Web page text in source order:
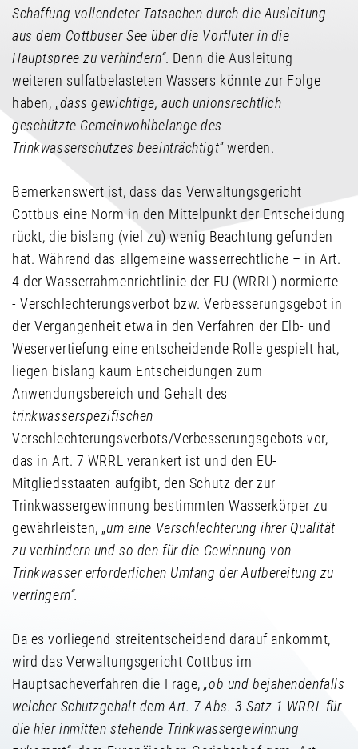
Schaffung vollendeter Tatsachen durch die Ausleitung
aus dem Cottbuser See über die Vorfluter in die
Hauptspree zu verhindern“. Denn die Ausleitung
weiteren sulfatbelasteten Wassers könnte zur Folge
haben, „dass gewichtige, auch unionsrechtlich
geschützte Gemeinwohlbelange des
Trinkwasserschutzes beeinträchtigt“werden.
Bemerkenswert ist, dass das Verwaltungsgericht
Cottbus eine Norm in den Mittelpunkt der Entscheidung
rückt, die bislang (viel zu) wenig Beachtung gefunden
hat. Während das allgemeine wasserrechtliche – in Art.
4 der Wasserrahmenrichtlinie der EU (WRRL) normierte
- Verschlechterungsverbot bzw. Verbesserungsgebot in
der Vergangenheit etwa in den Verfahren der Elb- und
Weservertiefung eine entscheidende Rolle gespielt hat,
liegen bislang kaum Entscheidungen zum
Anwendungsbereich und Gehalt des
trinkwasserspezifischen
Verschlechterungsverbots/Verbesserungsgebots vor,
das in Art. 7 WRRL verankert ist und den EU-
Mitgliedsstaaten aufgibt, den Schutz der zur
Trinkwassergewinnung bestimmten Wasserkörper zu
gewährleisten, „um eine Verschlechterung ihrer Qualität
zu verhindern und so den für die Gewinnung von
Trinkwasser erforderlichen Umfang der Aufbereitung zu
verringern“.
Da es vorliegend streitentscheidend darauf ankommt,
wird das Verwaltungsgericht Cottbus im
Hauptsacheverfahren die Frage,„ob und bejahendenfalls
welcher Schutzgehalt dem Art. 7 Abs. 3 Satz 1 WRRL für
die hier inmitten stehende Trinkwassergewinnung